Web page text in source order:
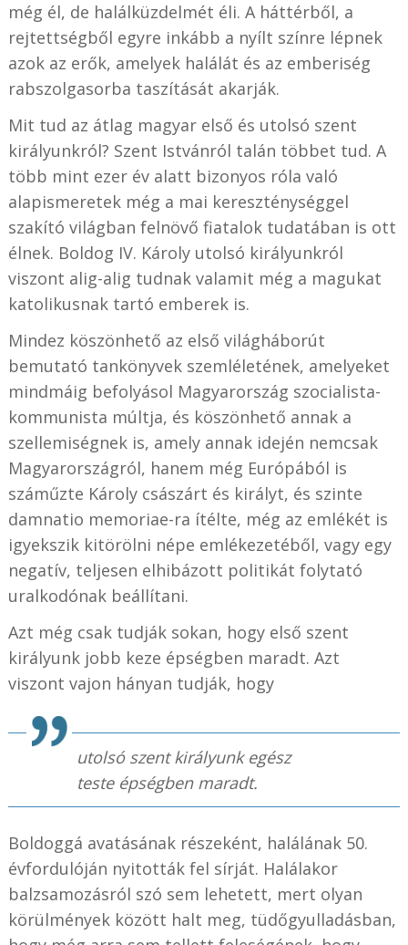
még él, de halálküzdelmét éli. A háttérből, a
rejtettségből egyre inkább a nyílt színre lépnek
azok az erők, amelyek halálát és az emberiség
rabszolgasorba taszítását akarják.
Mit tud az átlag magyar első és utolsó szent
királyunkról? Szent Istvánról talán többet tud. A
több mint ezer év alatt bizonyos róla való
alapismeretek még a mai kereszténységgel
szakító világban felnövő fiatalok tudatában is ott
élnek. Boldog IV. Károly utolsó királyunkról
viszont alig-alig tudnak valamit még a magukat
katolikusnak tartó emberek is.
Mindez köszönhető az első világháborút
bemutató tankönyvek szemléletének, amelyeket
mindmáig befolyásol Magyarország szocialista-
kommunista múltja, és köszönhető annak a
szellemiségnek is, amely annak idején nemcsak
Magyarországról, hanem még Európából is
száműzte Károly császárt és királyt, és szinte
damnatio memoriae-ra ítélte, még az emlékét is
igyekszik kitörölni népe emlékezetéből, vagy egy
negatív, teljesen elhibázott politikát folytató
uralkodónak beállítani.
Azt még csak tudják sokan, hogy első szent
királyunk jobb keze épségben maradt. Azt
viszont vajon hányan tudják, hogy
utolsó szent királyunk egész
teste épségben maradt.
Boldoggá avatásának részeként, halálának 50.
évfordulóján nyitották fel sírját. Halálakor
balzsamozásról szó sem lehetett, mert olyan
körülmények között halt meg, tüdőgyulladásban,